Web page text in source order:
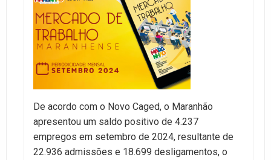
De acordo com o Novo Caged, o Maranhão
apresentou um saldo positivo de 4.237
empregos em setembro de 2024, resultante de
22.936 admissões e 18.699 desligamentos, o